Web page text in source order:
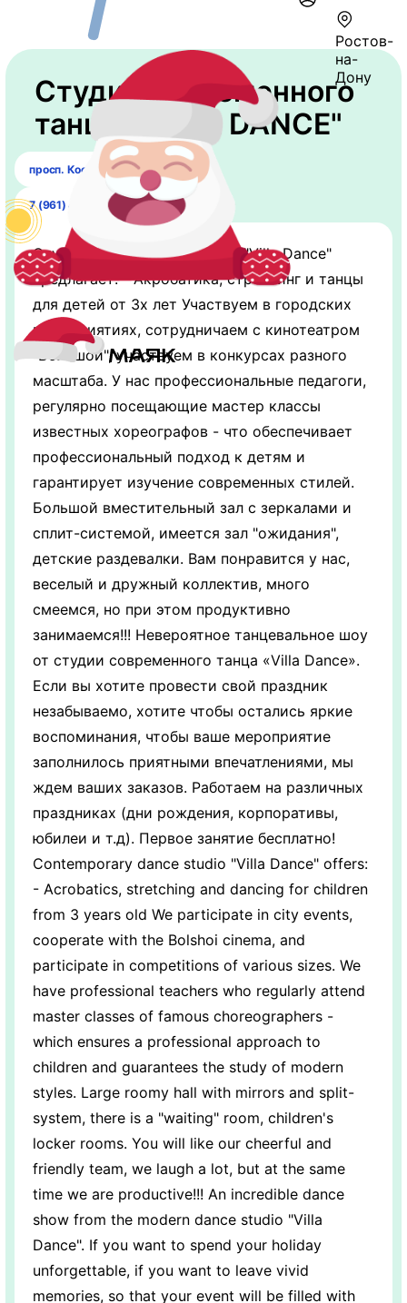
Ростов-
на-
Дону
Студия современного
танца "VILLA DANCE"
просп. Космонавтов, 41В
7 (961) 411-43-01
Студия современного танца "Villa Dance"
предлагает: - Акробатика, стретчинг и танцы
для детей от 3х лет Участвуем в городских
мероприятиях, сотрудничаем с кинотеатром
"Большой", участвуем в конкурсах разного
масштаба. У нас профессиональные педагоги,
регулярно посещающие мастер классы
известных хореографов - что обеспечивает
профессиональный подход к детям и
гарантирует изучение современных стилей.
Большой вместительный зал с зеркалами и
сплит-системой, имеется зал "ожидания",
детские раздевалки. Вам понравится у нас,
веселый и дружный коллектив, много
смеемся, но при этом продуктивно
занимаемся!!! Невероятное танцевальное шоу
от студии современного танца «Villa Dance».
Если вы хотите провести свой праздник
незабываемо, хотите чтобы остались яркие
воспоминания, чтобы ваше мероприятие
заполнилось приятными впечатлениями, мы
ждем ваших заказов. Работаем на различных
праздниках (дни рождения, корпоративы,
юбилеи и т.д). Первое занятие бесплатно!
Contemporary dance studio "Villa Dance" offers:
- Acrobatics, stretching and dancing for children
from 3 years old We participate in city events,
cooperate with the Bolshoi cinema, and
participate in competitions of various sizes. We
have professional teachers who regularly attend
master classes of famous choreographers -
which ensures a professional approach to
children and guarantees the study of modern
styles. Large roomy hall with mirrors and split-
system, there is a "waiting" room, children's
locker rooms. You will like our cheerful and
friendly team, we laugh a lot, but at the same
time we are productive!!! An incredible dance
show from the modern dance studio "Villa
Dance". If you want to spend your holiday
unforgettable, if you want to leave vivid
memories, so that your event will be filled with